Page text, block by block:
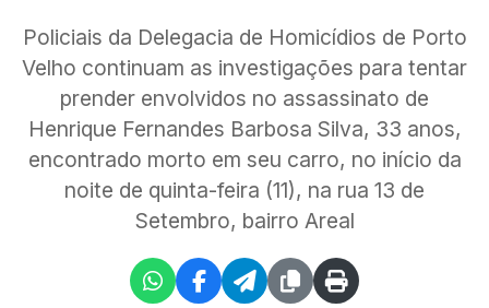
Policiais da Delegacia de Homicídios de Porto
Velho continuam as investigações para tentar
prender envolvidos no assassinato de
Henrique Fernandes Barbosa Silva, 33 anos,
encontrado morto em seu carro, no início da
noite de quinta-feira (11), na rua 13 de
Setembro, bairro Areal